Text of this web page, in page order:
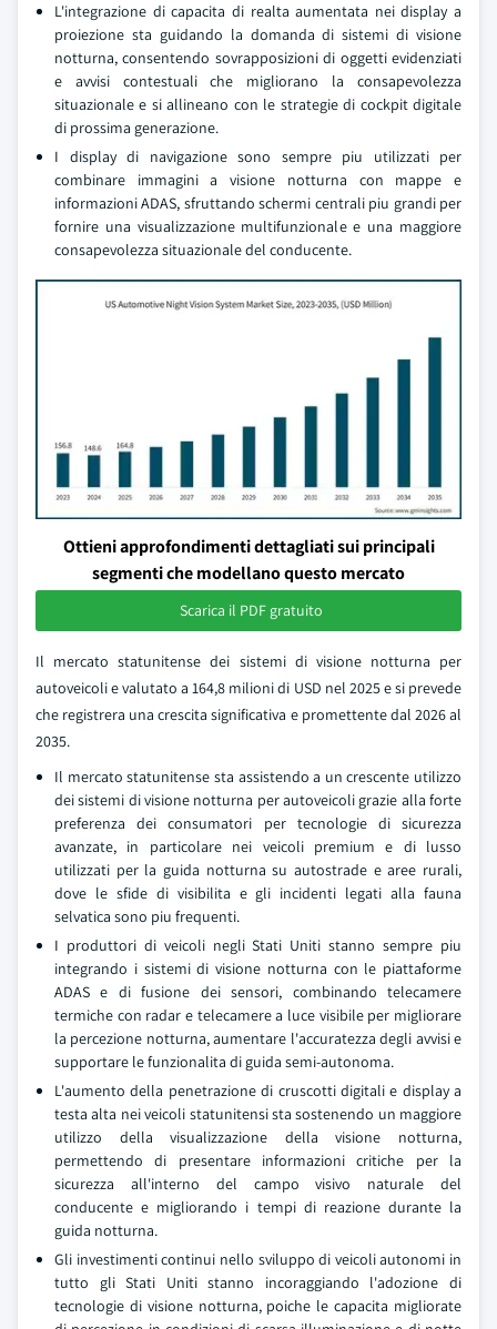
L'integrazione di capacita di realta aumentata nei display a
proiezione sta guidando la domanda di sistemi di visione
notturna, consentendo sovrapposizioni di oggetti evidenziati
e avvisi contestuali che migliorano la consapevolezza
situazionale e si allineano con le strategie di cockpit digitale
di prossima generazione.
I display di navigazione sono sempre piu utilizzati per
combinare immagini a visione notturna con mappe e
informazioni ADAS, sfruttando schermi centrali piu grandi per
fornire una visualizzazione multifunzionale e una maggiore
consapevolezza situazionale del conducente.
Ottieni approfondimenti dettagliati sui principali
segmenti che modellano questo mercato
Scarica il PDF gratuito
Il mercato statunitense dei sistemi di visione notturna per
autoveicoli e valutato a 164,8 milioni di USD nel 2025 e si prevede
che registrera una crescita significativa e promettente dal 2026 al
2035.
Il mercato statunitense sta assistendo a un crescente utilizzo
dei sistemi di visione notturna per autoveicoli grazie alla forte
preferenza dei consumatori per tecnologie di sicurezza
avanzate, in particolare nei veicoli premium e di lusso
utilizzati per la guida notturna su autostrade e aree rurali,
dove le sfide di visibilita e gli incidenti legati alla fauna
selvatica sono piu frequenti.
I produttori di veicoli negli Stati Uniti stanno sempre piu
integrando i sistemi di visione notturna con le piattaforme
ADAS e di fusione dei sensori, combinando telecamere
termiche con radar e telecamere a luce visibile per migliorare
la percezione notturna, aumentare l'accuratezza degli avvisi e
supportare le funzionalita di guida semi-autonoma.
L'aumento della penetrazione di cruscotti digitali e display a
testa alta nei veicoli statunitensi sta sostenendo un maggiore
utilizzo della visualizzazione della visione notturna,
permettendo di presentare informazioni critiche per la
sicurezza all'interno del campo visivo naturale del
conducente e migliorando i tempi di reazione durante la
guida notturna.
Gli investimenti continui nello sviluppo di veicoli autonomi in
tutto gli Stati Uniti stanno incoraggiando l'adozione di
tecnologie di visione notturna, poiche le capacita migliorate